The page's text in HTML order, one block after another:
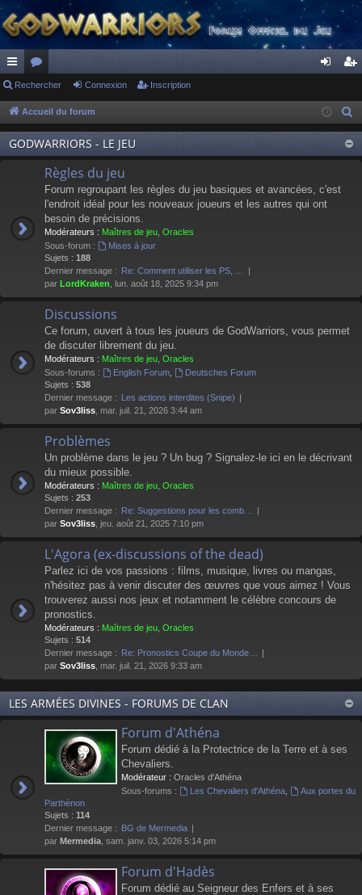
ac
co
ur
ci
or
u
m
s
ne
xi
on
cri
pti
on
Rechercher Connexion Inscription
Accueil du forum
GODWARRIORS - LE JEU
Règles du jeu
Forum regroupant les règles du jeu basiques et avancées, c'est
l'endroit idéal pour les nouveaux joueurs et les autres qui ont
besoin de précisions.
Modérateurs : Maîtres de jeu Oracles
Sous-forum :
Mises à jour
Sujets : 188
Dernier message : Re: Comment utiliser les PS, …
par LordKraken , lun. août 18, 2025 9:34 pm
Discussions
Ce forum, ouvert à tous les joueurs de GodWarriors, vous permet
de discuter librement du jeu.
Modérateurs : Maîtres de jeu Oracles
Sous-forums :
English Forum,
Deutsches Forum
Sujets : 538
Dernier message : Les actions interdites (Snipe)
par Sov3liss , mar. juil. 21, 2026 3:44 am
Problèmes
Un problème dans le jeu ? Un bug ? Signalez-le ici en le décrivant
du mieux possible.
Modérateurs : Maîtres de jeu Oracles
Sujets : 253
Dernier message : Re: Suggestions pour les comb…
par Sov3liss , jeu. août 21, 2025 7:10 pm
L'Agora (ex-discussions of the dead)
Parlez ici de vos passions : films, musique, livres ou mangas,
n'hésitez pas à venir discuter des œuvres que vous aimez ! Vous
trouverez aussi nos jeux et notamment le célèbre concours de
pronostics.
Modérateurs : Maîtres de jeu Oracles
Sujets : 514
Dernier message : Re: Pronostics Coupe du Monde…
par Sov3liss , mar. juil. 21, 2026 9:33 am
LES ARMÉES DIVINES - FORUMS DE CLAN
Forum d'Athéna
Forum dédié à la Protectrice de la Terre et à ses
Chevaliers.
Modérateur : Oracles d'Athéna
Sous-forums :
Les Chevaliers d'Athéna,
Aux portes du
Parthénon
Sujets : 114
Dernier message : BG de Mermedia
par Mermedia , sam. janv. 03, 2026 5:14 pm
Forum d'Hadès
Forum dédié au Seigneur des Enfers et à ses